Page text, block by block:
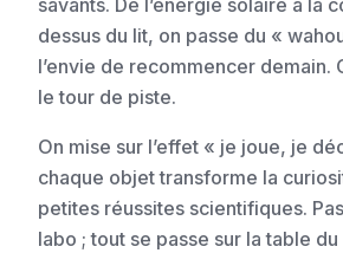
savants. De l’énergie solaire à la
dessus du lit, on passe du «
l’envie de recommencer demain.
le tour de piste.
On mise sur l’effet « je joue, je
chaque objet transforme la
petites réussites scientifiques.
labo ; tout se passe sur la table